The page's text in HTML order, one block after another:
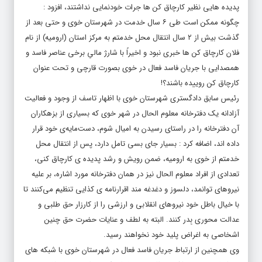
پدیده هایی نظیر کارچاق کن ها جرات خودنمایی نداشتند، افزود :
چگونه ممکن است طی ۶ سال خدمت در شهرستان خوی و حتی بعد از
گذشت بیش از ۲ سال انتقال محل خدمتم به مرکز استان (ارومیه) از نام
فلان کارچاق کن ها خبری نبود و اخیراً با شارژ مالیِ برخی عناصر فاسد و
همصدایی با جریان فاسد فعال در خوی بصورت قارچی و تحت عنوان
کارچاق کن روییده باشند؟!
رئیس سابق دادگستری شهرستان خوی با اظهار تاسف از وجود و فعالیت
آزادانه یک دفترخانه معلوم الحال در شهر خوی که بسیاری از بزهکاران
آن دفترخانه را در راستای رسیدن به امیال شوم، دست‌مایه‌ی خود قرار
داده اند، اضافه کرد : بسیار جای بسی تامل دارد، پس از انتقال محل
خدمتم از خوی به ارومیه، ضمن رویش و رشد پدیده ی کارچاق کنی،
تعدادی از افراد معلوم الحال نیز در همان دفترخانه مورد اشاره، بر علیه
نیروهای توانمد، دلسوز و دغدغه مند اقرارنامه ی کذایی تنظیم می‌کنند تا
با خیال باطل خود نیروهای انقلابی و ارزشی را از کارزار حق طلبی و
عدالت محوری بِدر کنند. البته به لطف و عنایات حضرت حق چنین
اشخاصی به اغراض پلید خود نخواهند رسید.
وی همچنین از ارتباط جریان فاسد فعال در شهرستان خوی با شبکه های